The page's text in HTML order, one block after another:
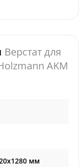
Верстат для
AKM
мм